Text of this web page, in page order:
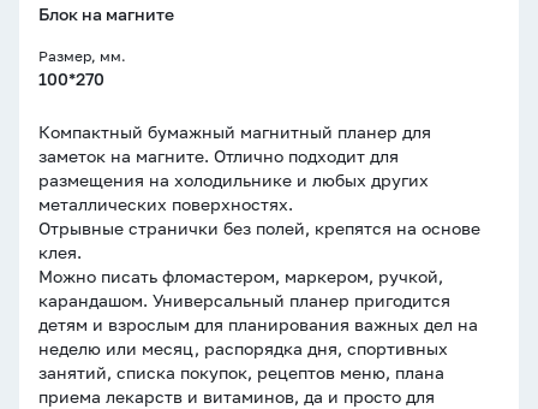
Блок на магните
Размер, мм.
100*270
Компактный бумажный магнитный планер для
заметок на магните. Отлично подходит для
размещения на холодильнике и любых других
металлических поверхностях.
Отрывные странички без полей, крепятся на основе
клея.
Можно писать фломастером, маркером, ручкой,
карандашом. Универсальный планер пригодится
детям и взрослым для планирования важных дел на
неделю или месяц, распорядка дня, спортивных
занятий, списка покупок, рецептов меню, плана
приема лекарств и витаминов, да и просто для